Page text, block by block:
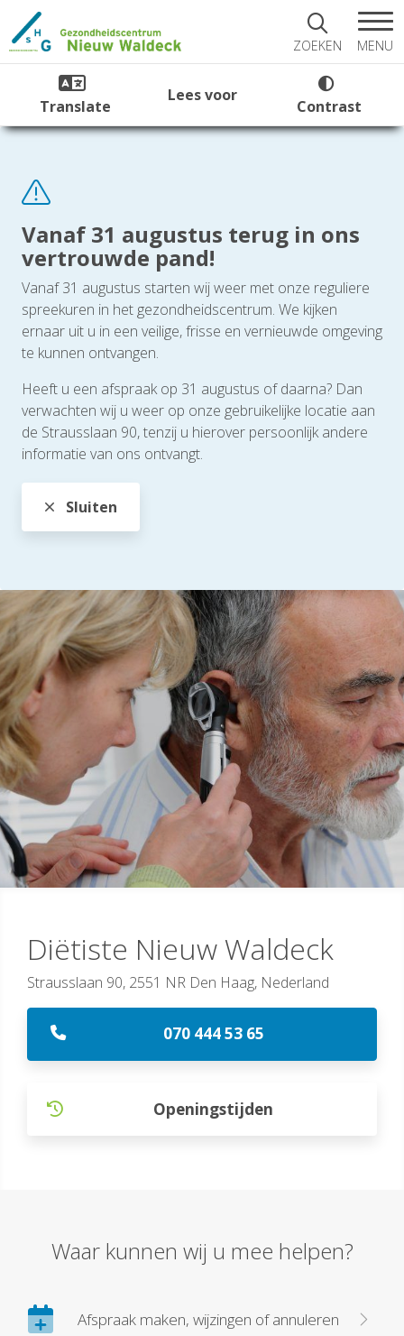
ZOEKEN MENU
Translate
Lees voor
Contrast
Vanaf 31 augustus terug in ons
vertrouwde pand!
Vanaf 31 augustus starten wij weer met onze reguliere
spreekuren in het gezondheidscentrum. We kijken
ernaar uit u in een veilige, frisse en vernieuwde omgeving
te kunnen ontvangen.
Heeft u een afspraak op 31 augustus of daarna? Dan
verwachten wij u weer op onze gebruikelijke locatie aan
de Strausslaan 90, tenzij u hierover persoonlijk andere
informatie van ons ontvangt.
Sluiten
Diëtiste Nieuw Waldeck
Strausslaan 90, 2551 NR Den Haag, Nederland
070 444 53 65
Openingstijden
Waar kunnen wij u mee helpen?
Afspraak maken, wijzingen of annuleren